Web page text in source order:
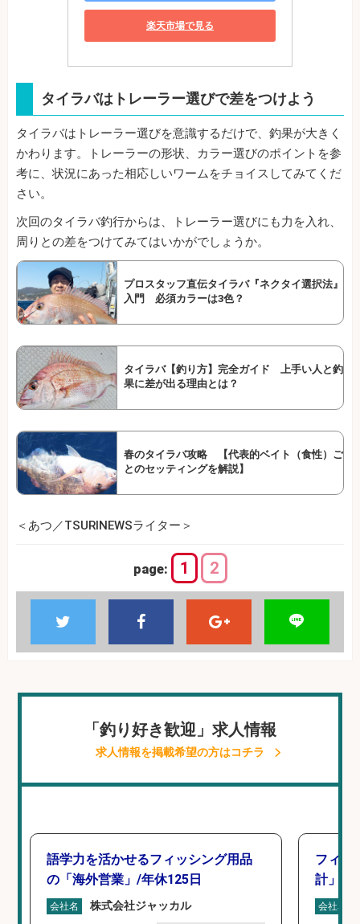
楽天市場で見る
タイラバはトレーラー選びで差をつけよう
タイラバはトレーラー選びを意識するだけで、釣果が大きく
かわります。トレーラーの形状、カラー選びのポイントを参
考に、状況にあった相応しいワームをチョイスしてみてくだ
さい。
次回のタイラバ釣行からは、トレーラー選びにも力を入れ、
周りとの差をつけてみてはいかがでしょうか。
プロスタッフ直伝タイラバ『ネクタイ選択法』
入門 必須カラーは3色？
タイラバ【釣り方】完全ガイド 上手い人と釣
果に差が出る理由とは？
春のタイラバ攻略 【代表的ベイト（食性）ご
とのセッティングを解説】
＜あつ／TSURINEWSライター＞
page: 1 2
「釣り好き歓迎」求人情報
求人情報を掲載希望の方はコチラ
語学力を活かせるフィッシング用品
の「海外営業」/年休125日
会社名 株式会社ジャッカル
フィッ
計」
会社名